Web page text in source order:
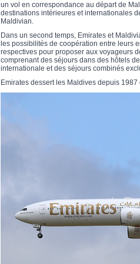
un vol en correspondance au départ de
destinations intérieures et internationales
Maldivian.
Dans un second temps, Emirates et
les possibilités de coopération entre leurs
respectives pour proposer aux voyageurs
comprenant des séjours dans des hôtels
internationale et des séjours combinés
Emirates dessert les Maldives depuis